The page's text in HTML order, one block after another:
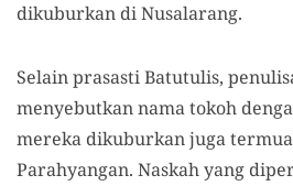
dikuburkan di Nusalarang.
Selain prasasti Batutulis,
menyebutkan nama tokoh
mereka dikuburkan juga
Parahyangan. Naskah yang